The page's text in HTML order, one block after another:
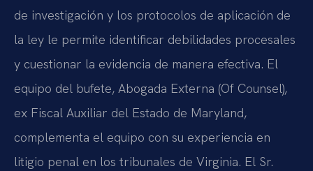
de investigación y los protocolos de aplicación de
la ley le permite identificar debilidades procesales
y cuestionar la evidencia de manera efectiva. El
equipo del bufete, Abogada Externa (Of Counsel),
ex Fiscal Auxiliar del Estado de Maryland,
complementa el equipo con su experiencia en
litigio penal en los tribunales de Virginia. El Sr.